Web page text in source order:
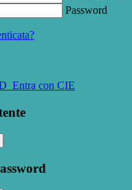
Password
Entra con CIE